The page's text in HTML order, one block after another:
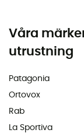
Våra
utrustning
Patagonia
Ortovox
Rab
La Sportiva